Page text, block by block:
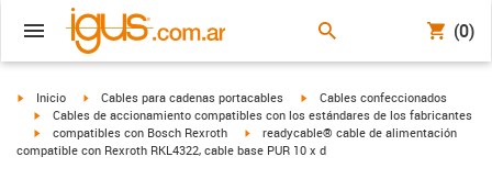
(0)
igus-icon-arrow-right
Inicio igus-icon-arrow-right
Cables para cadenas portacables igus-icon-arrow-right
Cables confeccionados
igus-icon-arrow-right
Cables de accionamiento compatibles con los estándares de los fabricantes
igus-icon-arrow-right
compatibles con Bosch Rexroth igus-icon-arrow-right
readycable® cable de alimentación
compatible con Rexroth RKL4322, cable base PUR 10 x d